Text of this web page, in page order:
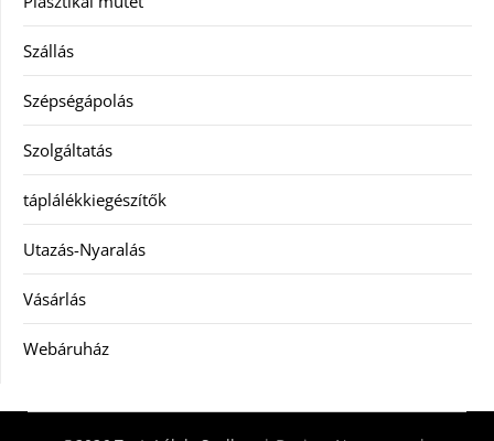
Szállás
Szépségápolás
Szolgáltatás
táplálékkiegészítők
Utazás-Nyaralás
Vásárlás
Webáruház